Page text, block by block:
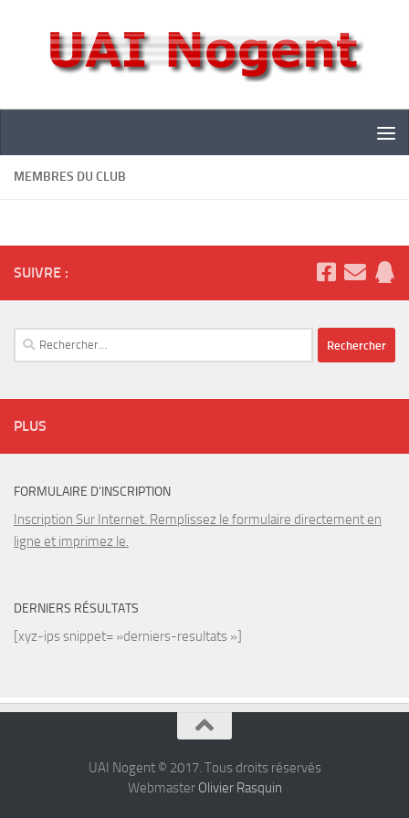
MEMBRES DU CLUB
SUIVRE :
Rechercher :
PLUS
FORMULAIRE D’INSCRIPTION
Inscription Sur Internet. Remplissez le formulaire directement en
ligne et imprimez le.
DERNIERS RÉSULTATS
[xyz-ips snippet= »derniers-resultats »]
UAI Nogent © 2017. Tous droits réservés
Webmaster Olivier Rasquin